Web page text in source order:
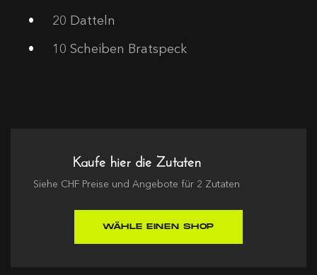
20 Datteln
10 Scheiben Bratspeck
Kaufe hier die Zutaten
Siehe CHF Preise und Angebote für 2 Zutaten
WÄHLE EINEN SHOP